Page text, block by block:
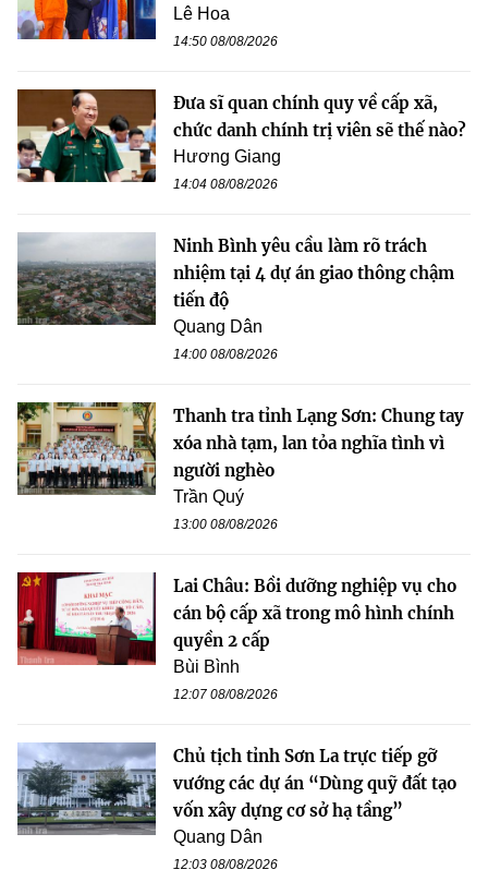
Lê Hoa
14:50 08/08/2026
Đưa sĩ quan chính quy về cấp xã,
chức danh chính trị viên sẽ thế nào?
Hương Giang
14:04 08/08/2026
Ninh Bình yêu cầu làm rõ trách
nhiệm tại 4 dự án giao thông chậm
tiến độ
Quang Dân
14:00 08/08/2026
Thanh tra tỉnh Lạng Sơn: Chung tay
xóa nhà tạm, lan tỏa nghĩa tình vì
người nghèo
Trần Quý
13:00 08/08/2026
Lai Châu: Bồi dưỡng nghiệp vụ cho
cán bộ cấp xã trong mô hình chính
quyền 2 cấp
Bùi Bình
12:07 08/08/2026
Chủ tịch tỉnh Sơn La trực tiếp gỡ
vướng các dự án “Dùng quỹ đất tạo
vốn xây dựng cơ sở hạ tầng”
Quang Dân
12:03 08/08/2026